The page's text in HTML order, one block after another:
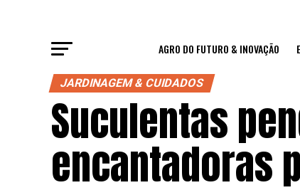
AGRO DO FUTURO & INOVAÇÃO
JARDINAGEM & CUIDADOS
Suculentas
encantadoras